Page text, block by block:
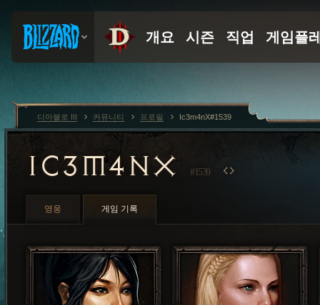
IC3M4NX #1539
영웅 게임 기록
디아블로 III 커뮤니티 프로필 Ic3m4nX#1539